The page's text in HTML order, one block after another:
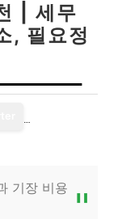
| 세무
, 필요정
기장 비용